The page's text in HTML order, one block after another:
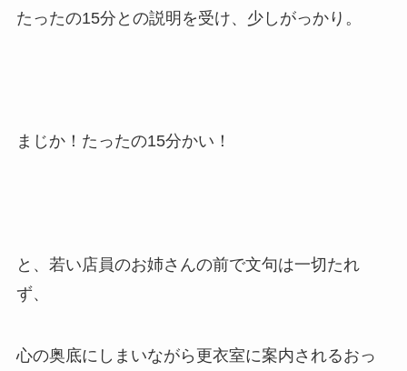
たったの15分との説明を受け、少しがっかり。
まじか！たったの15分かい！
と、若い店員のお姉さんの前で文句は一切たれ
ず、
心の奥底にしまいながら更衣室に案内されるおっ